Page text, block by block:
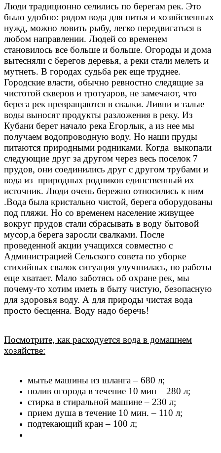
Люди традиционно селились по берегам рек. Это
было удобно: рядом вода для питья и хозяйсвенных
нужд, можно ловить рыбу, легко передвигаться в
любом направлении. Людей со временем
становилось все больше и больше. Огороды и дома
вытесняли с берегов деревья, а реки стали мелеть и
мутнеть. В городах судьба рек еще труднее.
Городские власти, обычно ревностно следящие за
чистотой скверов и тротуаров, не замечают, что
берега рек превращаются в свалки. Ливни и талые
воды выносят продукты разложения в реку. Из
Кубани берет начало река Егорлык, а из нее мы
получаем водопроводную воду. Но наши пруды
питаются природными родниками. Когда выкопали
следующие друг за другом через весь поселок 7
прудов, они соединились друг с другом трубами и
вода из природных родников единственный их
источник. Люди очень бережно относились к ним
.Вода была кристально чистой, берега оборудованы
под пляжи. Но со временем население живущее
вокруг прудов стали сбрасывать в воду бытовой
мусор,а берега заросли свалками. После
проведенной акции учащихся совместно с
Администрацией Сельского совета по уборке
стихийных свалок ситуация улучшилась, но работы
еще хватает. Мало заботясь об охране рек, мы
почему-то хотим иметь в быту чистую, безопасную
для здоровья воду. А для природы чистая вода
просто бесценна. Воду надо беречь!
Посмотрите, как расходуется вода в домашнем
хозяйстве:
мытье машины из шланга – 680 л;
полив огорода в течение 10 мин – 280 л;
стирка в стиральной машине – 230 л;
прием душа в течение 10 мин. – 110 л;
подтекающий кран – 100 л;